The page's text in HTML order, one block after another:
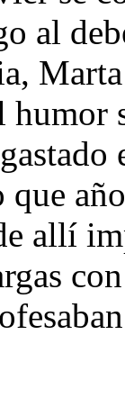
al
humor
que
allí